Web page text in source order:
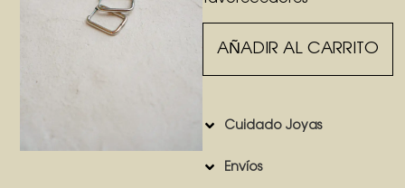
AÑADIR AL CARRITO
Cuidado Joyas
Envíos